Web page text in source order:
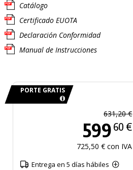
Catálogo
Certificado EUOTA
Declaración Conformidad
Manual de Instrucciones
PORTE GRATIS
631,20 €
599 60 €
725,50 € con IVA
Entrega en 5 días hábiles